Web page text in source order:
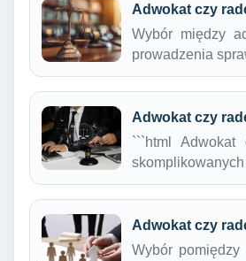
Adwokat czy
Wybór między
prowadzenia
Adwokat czy
```html
Adwokat czy
Wybór